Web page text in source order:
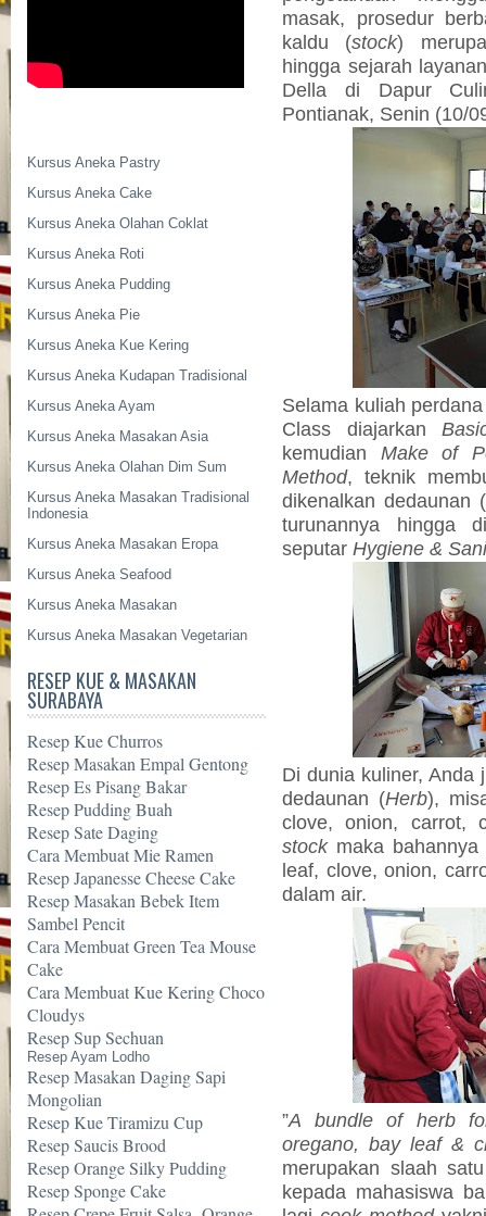
Kursus Aneka Pastry
Kursus Aneka Cake
Kursus Aneka Olahan Coklat
Kursus Aneka Roti
Kursus Aneka Pudding
Kursus Aneka Pie
Kursus Aneka Kue Kering
Kursus Aneka Kudapan Tradisional
Kursus Aneka Ayam
Kursus Aneka Masakan Asia
Kursus Aneka Olahan Dim Sum
Kursus Aneka Masakan Tradisional
Indonesia
Kursus Aneka Masakan Eropa
Kursus Aneka Seafood
Kursus Aneka Masakan
Kursus Aneka Masakan Vegetarian
RESEP KUE & MASAKAN
SURABAYA
Resep Kue Churros
Resep Masakan Empal Gentong
Resep Es Pisang Bakar
Resep Pudding Buah
Resep Sate Daging
Cara Membuat Mie Ramen
Resep Japanesse Cheese Cake
Resep Masakan Bebek Item
Sambel Pencit
Cara Membuat Green Tea Mouse
Cake
Cara Membuat Kue Kering Choco
Cloudys
Resep Sup Sechuan
Resep Ayam Lodho
Resep Masakan Daging Sapi
Mongolian
Resep Kue Tiramizu Cup
Resep Saucis Brood
Resep Orange Silky Pudding
Resep Sponge Cake
masak, prosedur
kaldu (stock)
hingga sejarah
Della di Dapur
Pontianak, Senin (10/
Selama kuliah
Class diajarkan
kemudian Make of
Method, teknik
dikenalkan dedaunan (
turunannya hingga
seputar Hygiene &
Di dunia kuliner, Anda
dedaunan (Herb),
clove, onion, carrot,
stockmaka bahannya
leaf, clove, onion,
dalam air.
”A bundle of herb
oregano, bay leaf &
merupakan slaah
kepada mahasiswa